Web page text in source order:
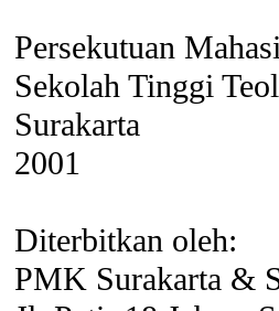
Persekutuan
Sekolah Tinggi
Surakarta
2001
Diterbitkan oleh:
PMK Surakarta &